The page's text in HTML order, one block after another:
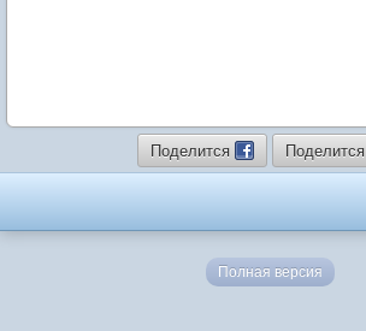
Поделится Поделится
Полная версия